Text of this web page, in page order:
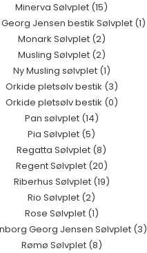
Minerva Sølvplet (15)
Jensen bestik Sølvplet (1)
Monark Sølvplet (2)
Musling Sølvplet (2)
Ny Musling sølvplet (1)
Orkide pletsølv bestik (3)
Orkide pletsølv bestik (0)
Pan sølvplet (14)
Pia Sølvplet (5)
Regatta Sølvplet (8)
Regent Sølvplet (20)
Riberhus Sølvplet (19)
Rio Sølvplet (2)
Rose Sølvplet (1)
Georg Jensen Sølvplet (3)
Rømø Sølvplet (8)